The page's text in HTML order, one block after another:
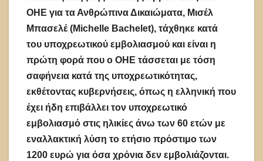
ΟΗΕ για τα Ανθρώπινα Δικαιώματα, Μισέλ
Μπασελέ (Michelle Bachelet), τάχθηκε κατά
του υποχρεωτικού εμβολιασμού και είναι η
πρώτη φορά που ο ΟΗΕ τάσσεται με τόση
σαφήνεια κατά της υποχρεωτικότητας,
εκθέτοντας κυβερνήσεις, όπως η ελληνική που
έχει ήδη επιβάλλει τον υποχρεωτικό
εμβολιασμό στις ηλικίες άνω των 60 ετών με
εναλλακτική λύση το ετήσιο πρόστιμο των
1200 ευρώ για όσα χρόνια δεν εμβολιάζονται.